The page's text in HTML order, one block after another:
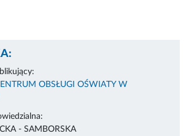
OBSŁUGI OŚWIATY W
- SAMBORSKA